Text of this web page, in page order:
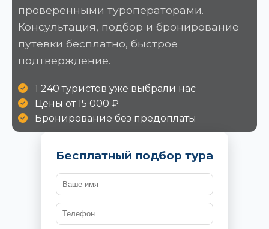
проверенными туроператорами.
Консультация, подбор и бронирование
путевки бесплатно, быстрое
подтверждение.
1 240 туристов уже выбрали нас
Цены от 15 000 ₽
Бронирование без предоплаты
Бесплатный подбор тура